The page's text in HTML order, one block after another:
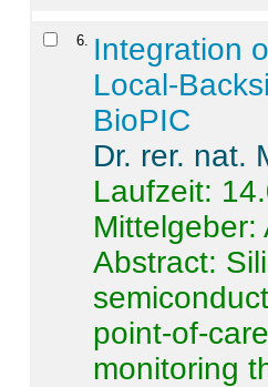
6
Integration
Local-
BioPIC
Dr. rer. nat.
Laufzeit:
Mittelgeber:
Abstract:
point-of-
monitoring